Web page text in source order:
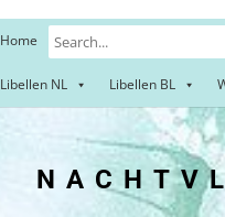
Home
Libellen NL Libellen BL